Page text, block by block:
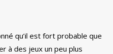
qu’il est fort probable que
à des jeux un peu plus